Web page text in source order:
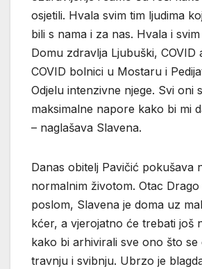
osjetili. Hvala svim tim ljudima
bili s nama i za nas. Hvala i
Domu zdravlja Ljubuški, COVID
COVID bolnici u Mostaru i
Odjelu intenzivne njege. Svi oni
maksimalne napore kako bi mi
– naglašava Slavena.
Danas obitelj Pavičić pokušava
normalnim životom. Otac Drago
poslom, Slavena je doma uz
kćer, a vjerojatno će trebati još
kako bi arhivirali sve ono što se
travnju i svibnju. Ubrzo je